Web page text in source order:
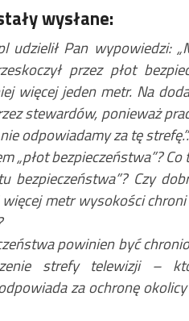
wysłane:
udzielił Pan wypowiedzi:
przez płot
więcej jeden metr. Na
stewardów, ponieważ
odpowiadamy za tę strefę.”.
„płot bezpieczeństwa”? Co
bezpieczeństwa”? Czy
metr wysokości
powinien być
strefy telewizji –
za ochronę